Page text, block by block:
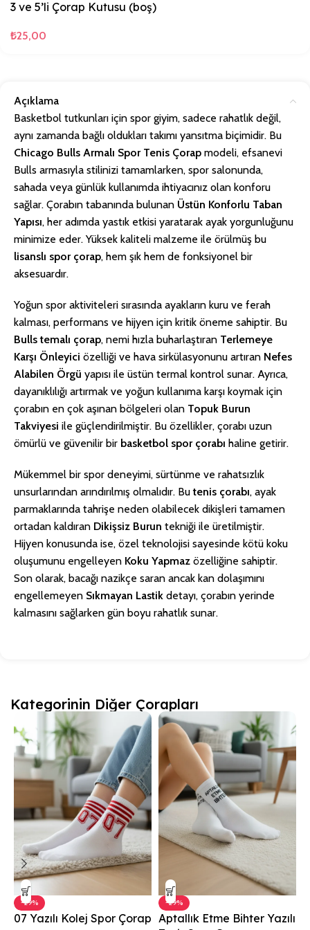
3 ve 5’li Çorap Kutusu (boş)
₺25,00
Açıklama
Basketbol tutkunları için spor giyim, sadece rahatlık değil,
aynı zamanda bağlı oldukları takımı yansıtma biçimidir. Bu
Chicago Bulls Armalı Spor Tenis Çorap modeli, efsanevi
Bulls armasıyla stilinizi tamamlarken, spor salonunda,
sahada veya günlük kullanımda ihtiyacınız olan konforu
sağlar. Çorabın tabanında bulunan Üstün Konforlu Taban
Yapısı, her adımda yastık etkisi yaratarak ayak yorgunluğunu
minimize eder. Yüksek kaliteli malzeme ile örülmüş bu
lisanslı spor çorap, hem şık hem de fonksiyonel bir
aksesuardır.
Yoğun spor aktiviteleri sırasında ayakların kuru ve ferah
kalması, performans ve hijyen için kritik öneme sahiptir. Bu
Bulls temalı çorap, nemi hızla buharlaştıran Terlemeye
Karşı Önleyici özelliği ve hava sirkülasyonunu artıran Nefes
Alabilen Örgü yapısı ile üstün termal kontrol sunar. Ayrıca,
dayanıklılığı artırmak ve yoğun kullanıma karşı koymak için
çorabın en çok aşınan bölgeleri olan Topuk Burun
Takviyesi ile güçlendirilmiştir. Bu özellikler, çorabı uzun
ömürlü ve güvenilir bir basketbol spor çorabı haline getirir.
Mükemmel bir spor deneyimi, sürtünme ve rahatsızlık
unsurlarından arındırılmış olmalıdır. Butenis çorabı, ayak
parmaklarında tahrişe neden olabilecek dikişleri tamamen
ortadan kaldıran Dikişsiz Burun tekniği ile üretilmiştir.
Hijyen konusunda ise, özel teknolojisi sayesinde kötü koku
oluşumunu engelleyen Koku Yapmaz özelliğine sahiptir.
Son olarak, bacağı nazikçe saran ancak kan dolaşımını
engellemeyen Sıkmayan Lastik detayı, çorabın yerinde
kalmasını sağlarken gün boyu rahatlık sunar.
Kategorinin Diğer Çorapları
-29%
07 Yazılı Kolej Spor Çorap
-29%
Aptallık Etme Bihter Yazılı